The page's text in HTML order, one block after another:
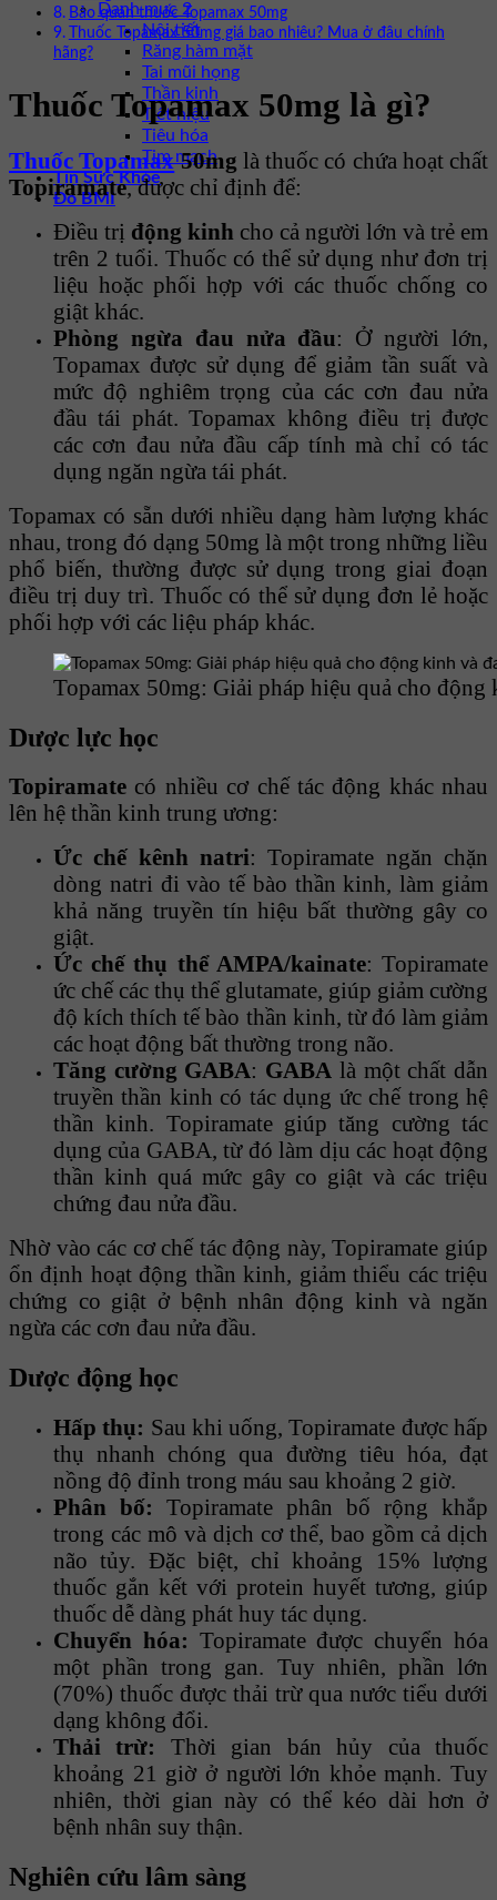
Danh mục 2
Nội tiết
Răng hàm mặt
Tai mũi họng
Thần kinh
Tiết niệu
Tiêu hóa
Tim mạch
Tin Sức Khỏe
Đo BMI
Bảo quản thuốc Topamax 50mg
Thuốc Topamax 50mg giá bao nhiêu? Mua ở đâu chính
hãng?
Thuốc Topamax 50mg là gì?
Thuốc Topamax50mg là thuốc có chứa hoạt chất
Topiramate, được chỉ định để:
Điều trị động kinh cho cả người lớn và trẻ em
trên 2 tuổi. Thuốc có thể sử dụng như đơn trị
liệu hoặc phối hợp với các thuốc chống co
giật khác.
Phòng ngừa đau nửa đầu: Ở người lớn,
Topamax được sử dụng để giảm tần suất và
mức độ nghiêm trọng của các cơn đau nửa
đầu tái phát. Topamax không điều trị được
các cơn đau nửa đầu cấp tính mà chỉ có tác
dụng ngăn ngừa tái phát.
Topamax có sẵn dưới nhiều dạng hàm lượng khác
nhau, trong đó dạng 50mg là một trong những liều
phổ biến, thường được sử dụng trong giai đoạn
điều trị duy trì. Thuốc có thể sử dụng đơn lẻ hoặc
phối hợp với các liệu pháp khác.
Topamax 50mg: Giải pháp hiệu quả cho động
Dược lực học
Topiramate có nhiều cơ chế tác động khác nhau
lên hệ thần kinh trung ương:
Ức chế kênh natri: Topiramate ngăn chặn
dòng natri đi vào tế bào thần kinh, làm giảm
khả năng truyền tín hiệu bất thường gây co
giật.
Ức chế thụ thể AMPA/kainate: Topiramate
ức chế các thụ thể glutamate, giúp giảm cường
độ kích thích tế bào thần kinh, từ đó làm giảm
các hoạt động bất thường trong não.
Tăng cường GABA: GABA là một chất dẫn
truyền thần kinh có tác dụng ức chế trong hệ
thần kinh. Topiramate giúp tăng cường tác
dụng của GABA, từ đó làm dịu các hoạt động
thần kinh quá mức gây co giật và các triệu
chứng đau nửa đầu.
Nhờ vào các cơ chế tác động này, Topiramate giúp
ổn định hoạt động thần kinh, giảm thiểu các triệu
chứng co giật ở bệnh nhân động kinh và ngăn
ngừa các cơn đau nửa đầu.
Dược động học
Hấp thụ: Sau khi uống, Topiramate được hấp
thụ nhanh chóng qua đường tiêu hóa, đạt
nồng độ đỉnh trong máu sau khoảng 2 giờ.
Phân bố: Topiramate phân bố rộng khắp
trong các mô và dịch cơ thể, bao gồm cả dịch
não tủy. Đặc biệt, chỉ khoảng 15% lượng
thuốc gắn kết với protein huyết tương, giúp
thuốc dễ dàng phát huy tác dụng.
Chuyển hóa: Topiramate được chuyển hóa
một phần trong gan. Tuy nhiên, phần lớn
(70%) thuốc được thải trừ qua nước tiểu dưới
dạng không đổi.
Thải trừ:
Thời gian bán hủy của thuốc
khoảng 21 giờ ở người lớn khỏe mạnh. Tuy
nhiên, thời gian này có thể kéo dài hơn ở
bệnh nhân suy thận.
Nghiên cứu lâm sàng